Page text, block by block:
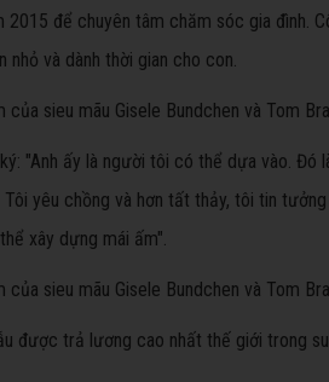
để chuyên tâm chăm sóc gia đình.
nhỏ và dành thời gian cho con.
"Anh ấy là người tôi có thể dựa vào.
yêu chồng và hơn tất thảy, tôi tin
xây dựng mái ấm".
được trả lương cao nhất thế giới trong